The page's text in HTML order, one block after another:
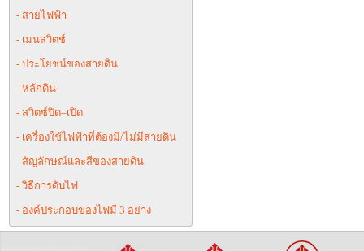
- สายไฟฟ้า
- เมนสวิตช์
- ประโยชน์ของสายดิน
- หลักดิน
- สวิตซ์ปิด–เปิด
- เครื่องใช้ไฟฟ้าที่ต้องมี/ไม่มีสายดิน
- สัญลักษณ์และสีของสายดิน
- วิธีการดับไฟ
- องค์ประกอบของไฟมี 3 อย่าง